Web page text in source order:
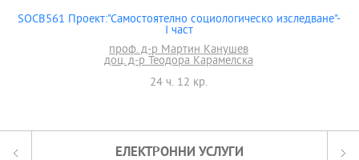
SOCB561 Проект:"Самостоятелно социологическо изследване"-
І част
проф. д-р Мартин Канушев
доц. д-р Теодора Карамелска
24 ч. 12 кр.
ЕЛЕКТРОННИ УСЛУГИ